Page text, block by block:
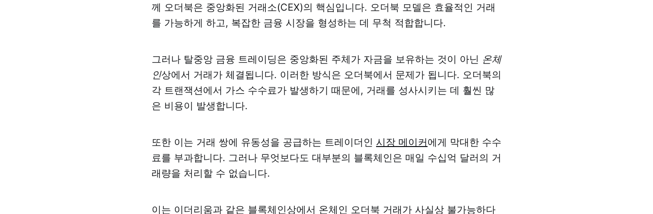
께 오더북은 중앙화된 거래소(CEX)의 핵심입니다. 오더북 모델은 효율적인 거래
를 가능하게 하고, 복잡한 금융 시장을 형성하는 데 무척 적합합니다.
그러나 탈중앙 금융 트레이딩은 중앙화된 주체가 자금을 보유하는 것이 아닌 온체
인상에서 거래가 체결됩니다. 이러한 방식은 오더북에서 문제가 됩니다. 오더북의
각 트랜잭션에서 가스 수수료가 발생하기 때문에, 거래를 성사시키는 데 훨씬 많
은 비용이 발생합니다.
또한 이는 거래 쌍에 유동성을 공급하는 트레이더인 시장 메이커에게 막대한 수수
료를 부과합니다. 그러나 무엇보다도 대부분의 블록체인은 매일 수십억 달러의 거
래량을 처리할 수 없습니다.
이는 이더리움과 같은 블록체인상에서 온체인 오더북 거래가 사실상 불가능하다